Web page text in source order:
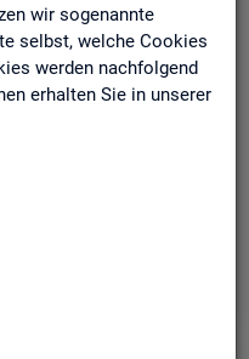
wir sogenannte
selbst, welche Cookies
werden nachfolgend
erhalten Sie in unserer
der BA